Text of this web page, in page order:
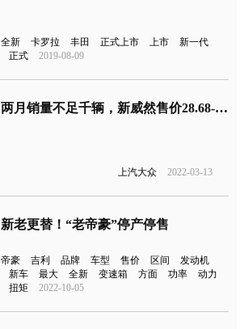
全新 卡罗拉 丰田 正式上市 上市
新一代
正式
2019-08-09
两月销量不足千辆，新威然售价28.68-39.98万元
上汽大众 2022-03-13
新老更替！“老帝豪”停产停售
帝豪 吉利 品牌 车型 售价 区间
发动机
新车
最大 全新 变速箱 方面 功率
动力
扭矩
2022-10-05